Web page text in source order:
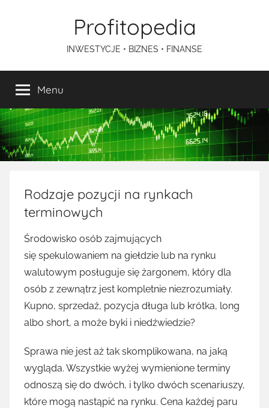
Profitopedia
INWESTYCJE • BIZNES • FINANSE
Menu
Rodzaje pozycji na rynkach
terminowych
Środowisko osób zajmujących
się spekulowaniem na giełdzie lub na rynku
walutowym posługuje się żargonem, który dla
osób z zewnątrz jest kompletnie niezrozumiały.
Kupno, sprzedaż, pozycja długa lub krótka, long
albo short, a może byki i niedźwiedzie?
Sprawa nie jest aż tak skomplikowana, na jaką
wygląda. Wszystkie wyżej wymienione terminy
odnoszą się do dwóch, i tylko dwóch scenariuszy,
które mogą nastąpić na rynku. Cena każdej paru